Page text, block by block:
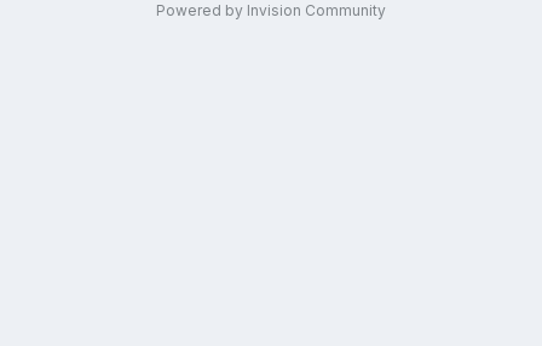
Powered by Invision Community